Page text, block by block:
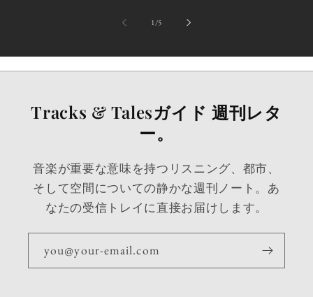
1/の5
Tracks & Talesガイド 週刊レタ
ー。
音楽が重要な意味を持つリスニング、都市、
そして空間についての静かな週刊ノート。あ
なたの受信トレイに直接お届けします。
you@your-email.com